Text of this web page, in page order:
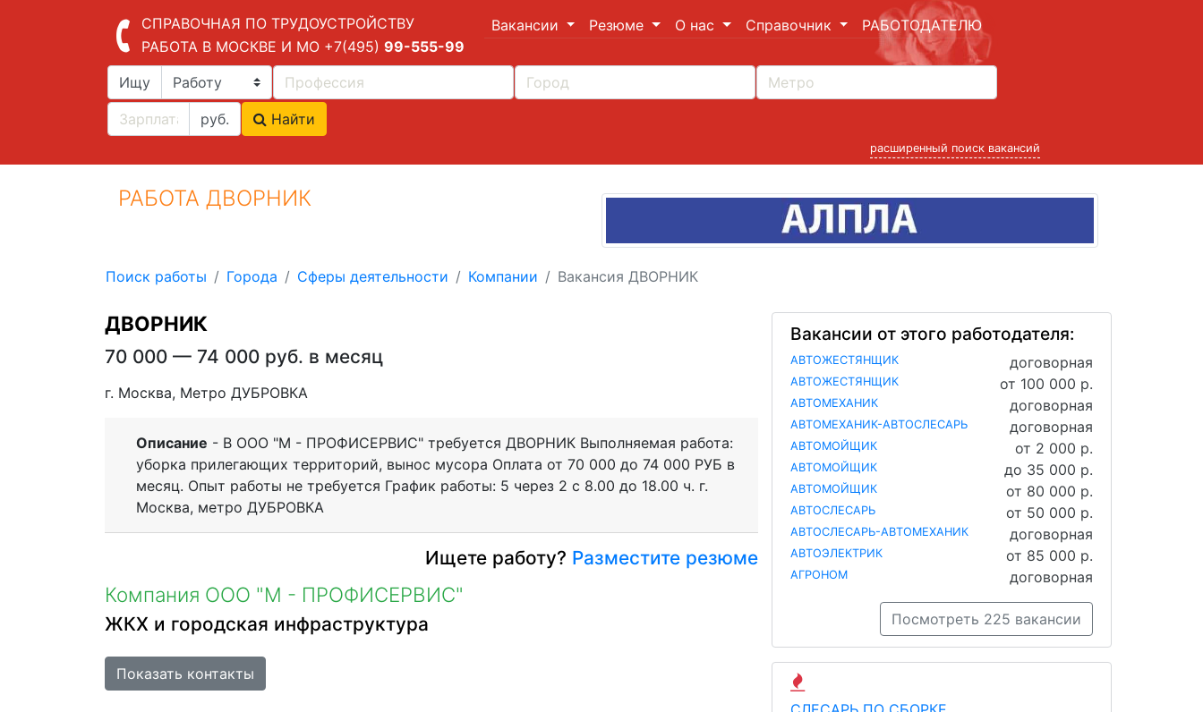
СПРАВОЧНАЯ ПО ТРУДОУСТРОЙСТВУ
РАБОТА В МОСКВЕ И МО +7(495) 99-555-99
Вакансии Резюме О нас Справочник РАБОТОДАТЕЛЮ
Ищу
руб. Найти
расширенный поиск вакансий
РАБОТА ДВОРНИК
Поиск работы Города Сферы деятельности Компании Вакансия ДВОРНИК
ДВОРНИК
70 000 — 74 000 руб. в месяц
г. Москва, Метро ДУБРОВКА
Описание - В ООО "М - ПРОФИСЕРВИС" требуется ДВОРНИК Выполняемая работа:
уборка прилегающих территорий, вынос мусора Оплата от 70 000 до 74 000 РУБ в
месяц. Опыт работы не требуется График работы: 5 через 2 с 8.00 до 18.00 ч. г.
Москва, метро ДУБРОВКА
Ищете работу? Разместите резюме
Компания ООО "М - ПРОФИСЕРВИС"
ЖКХ и городская инфраструктура
Показать контакты
Вакансии от этого работодателя:
АВТОЖЕСТЯНЩИК договорная
АВТОЖЕСТЯНЩИК от 100 000 р.
АВТОМЕХАНИК договорная
АВТОМЕХАНИК-АВТОСЛЕСАРЬ договорная
АВТОМОЙЩИК от 2 000 р.
АВТОМОЙЩИК до 35 000 р.
АВТОМОЙЩИК от 80 000 р.
АВТОСЛЕСАРЬ от 50 000 р.
АВТОСЛЕСАРЬ-АВТОМЕХАНИК договорная
АВТОЭЛЕКТРИК от 85 000 р.
АГРОНОМ договорная
Посмотреть 225 вакансии